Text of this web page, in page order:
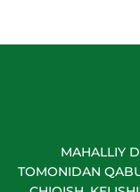
MAHALLIY
TOMONIDAN